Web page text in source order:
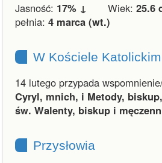
Jasność: 17% ↓ Wiek: 25.6
pełnia: 4 marca (wt.)
W Kościele Katolickim
14 lutego przypada
Cyryl, mnich, i Metody,
św. Walenty, biskup i
Przysłowia